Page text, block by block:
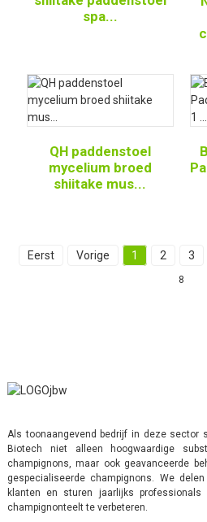
spa...
QH paddenstoel
mycelium broed
shiitake mus...
Eerst Vorige 1 2 3
8
Als toonaangevend bedrijf in deze sector
Biotech niet alleen hoogwaardige
champignons, maar ook geavanceerde
gespecialiseerde champignons. We
klanten en sturen jaarlijks
champignonteelt te verbeteren.